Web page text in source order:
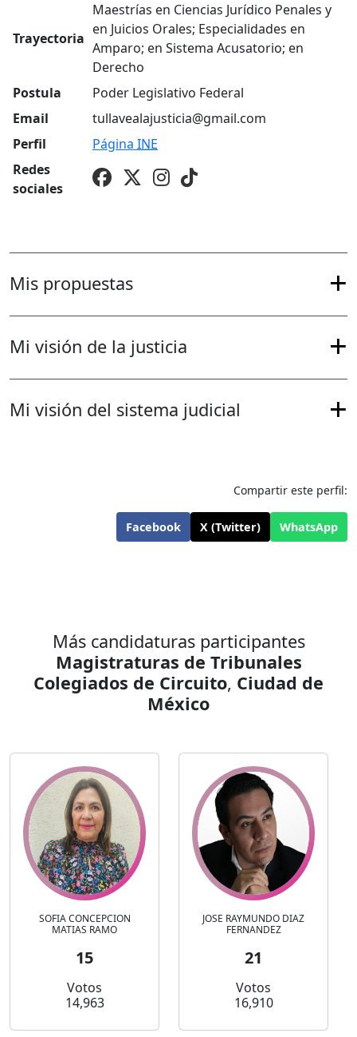
Trayectoria
Maestrías en Ciencias Jurídico Penales y
en Juicios Orales; Especialidades en
Amparo; en Sistema Acusatorio; en
Derecho
Postula
Poder Legislativo Federal
Email
tullavealajusticia@gmail.com
Perfil
Página INE
Redes
sociales
Mis propuestas
Mi visión de la justicia
Mi visión del sistema judicial
Compartir este perfil:
Facebook X (Twitter) WhatsApp
Más candidaturas participantes
Magistraturas de Tribunales
Colegiados de Circuito, Ciudad de
México
SOFIA CONCEPCION
MATIAS RAMO
15
Votos
14,963
JOSE RAYMUNDO DIAZ
FERNANDEZ
21
Votos
16,910